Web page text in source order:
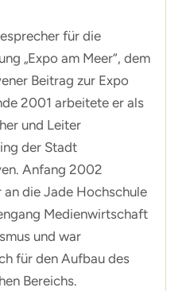
für die
„Expo am Meer“, dem
Beitrag zur Expo
2001 arbeitete er als
und Leiter
der Stadt
Anfang 2002
an die Jade Hochschule
Medienwirtschaft
und war
für den Aufbau des
Bereichs.